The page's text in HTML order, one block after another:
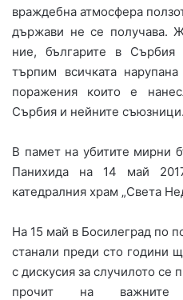
враждебна атмосфера
държави не се получава.
ние, българите в Сърбия
търпим всичката
поражения които е
Сърбия и нейните съюзници.
В памет на убитите мирни
Панихида на 14 май
катедралния храм „Света
На 15 май в Босилеград по
станали преди сто години
с дискусия за случилото
прочит на важните